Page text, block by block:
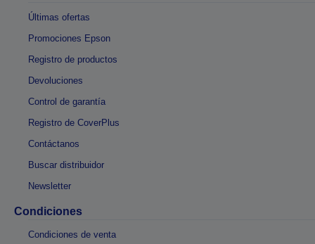
Últimas ofertas
Promociones Epson
Registro de productos
Devoluciones
Control de garantía
Registro de CoverPlus
Contáctanos
Buscar distribuidor
Newsletter
Condiciones
Condiciones de venta